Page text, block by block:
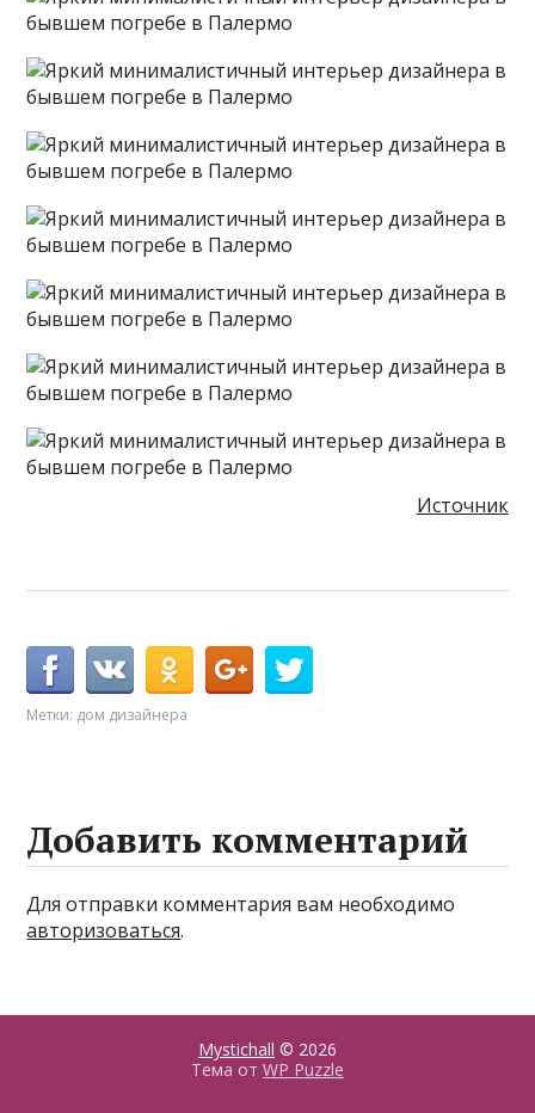
Источник
Метки: дом дизайнера
Добавить комментарий
Для отправки комментария вам необходимо
авторизоваться.
Mystichall © 2026
Тема от WP Puzzle